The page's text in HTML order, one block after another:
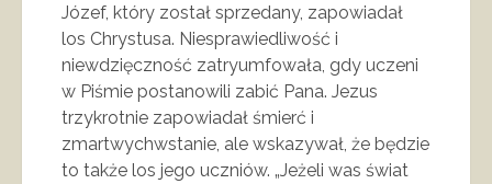
Józef, który został sprzedany, zapowiadał
los Chrystusa. Niesprawiedliwość i
niewdzięczność zatryumfowała, gdy uczeni
w Piśmie postanowili zabić Pana. Jezus
trzykrotnie zapowiadał śmierć i
zmartwychwstanie, ale wskazywał, że będzie
to także los jego uczniów. „Jeżeli was świat